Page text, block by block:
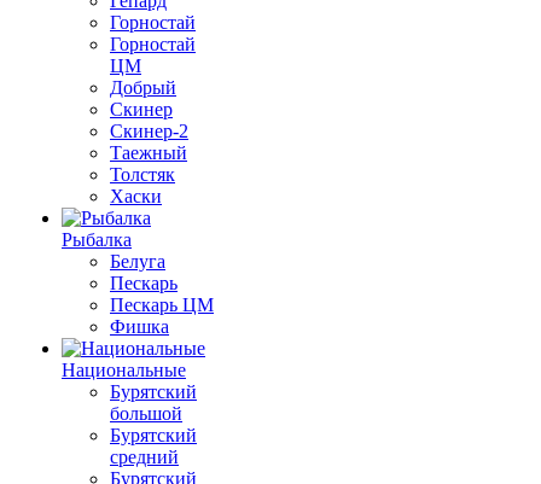
Горностай
Горностай
ЦМ
Добрый
Скинер
Скинер-2
Таежный
Толстяк
Хаски
Рыбалка
Белуга
Пескарь
Пескарь ЦМ
Фишка
Национальные
Бурятский
большой
Бурятский
средний
Бурятский